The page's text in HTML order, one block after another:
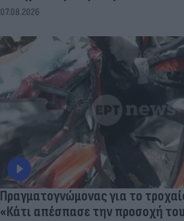
07.08.2026
Πραγματογνώμονας για το
«Κάτι απέσπασε την προσοχή